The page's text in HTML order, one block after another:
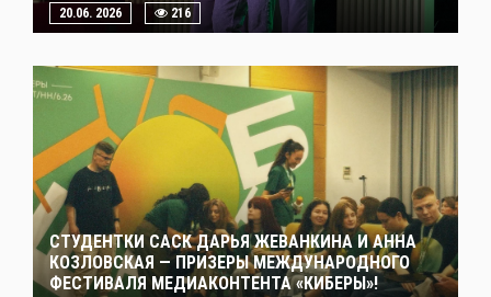
20.06. 2026 216
СТУДЕНТКИ САСК ДАРЬЯ ЖЕВАНКИНА И АННА
КОЗЛОВСКАЯ — ПРИЗЕРЫ МЕЖДУНАРОДНОГО
ФЕСТИВАЛЯ МЕДИАКОНТЕНТА «КИБЕРЫ»!